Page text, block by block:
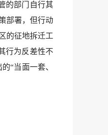
的部门自行其
部署，但行动
的征地拆迁工
行为反差性不
“当面一套、